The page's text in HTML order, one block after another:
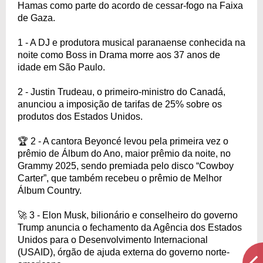
Hamas como parte do acordo de cessar-fogo na Faixa
de Gaza.
1 - A DJ e produtora musical paranaense conhecida na
noite como Boss in Drama morre aos 37 anos de
idade em São Paulo.
2 - Justin Trudeau, o primeiro-ministro do Canadá,
anunciou a imposição de tarifas de 25% sobre os
produtos dos Estados Unidos.
🏆 2 - A cantora Beyoncé levou pela primeira vez o
prêmio de Álbum do Ano, maior prêmio da noite, no
Grammy 2025, sendo premiada pelo disco “Cowboy
Carter”, que também recebeu o prêmio de Melhor
Álbum Country.
🚀 3 - Elon Musk, bilionário e conselheiro do governo
Trump anuncia o fechamento da Agência dos Estados
Unidos para o Desenvolvimento Internacional
(USAID), órgão de ajuda externa do governo norte-